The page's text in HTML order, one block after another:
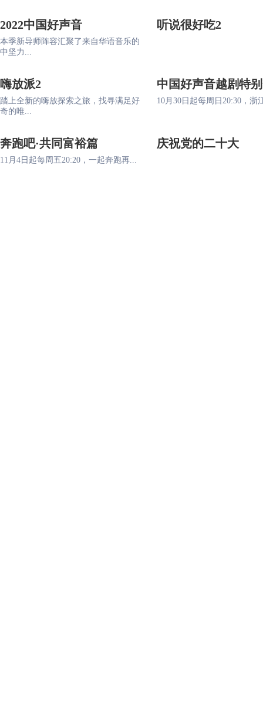
2022中国好声音
本季新导师阵容汇聚了来自华语音乐的
中坚力...
听说很好吃2
嗨放派2
踏上全新的嗨放探索之旅，找寻满足好
奇的唯...
中国好声音越剧特
10月30日起每周日20:30，浙
奔跑吧·共同富裕篇
11月4日起每周五20:20，一起奔跑再...
庆祝党的二十大